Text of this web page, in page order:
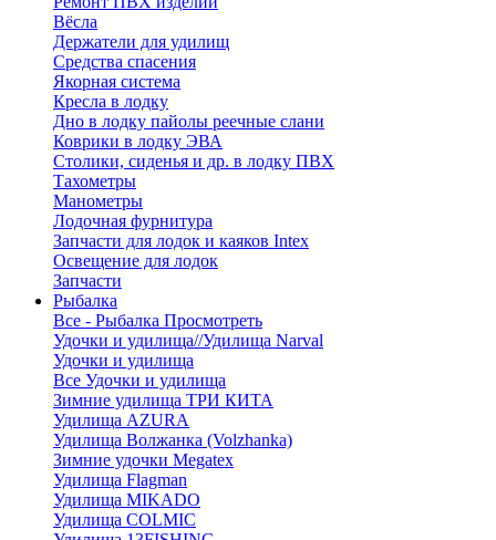
Вёсла
Держатели для удилищ
Средства спасения
Якорная система
Кресла в лодку
Дно в лодку пайолы реечные слани
Коврики в лодку ЭВА
Столики, сиденья и др. в лодку ПВХ
Тахометры
Манометры
Лодочная фурнитура
Запчасти для лодок и каяков Intex
Освещение для лодок
Запчасти
Рыбалка
Все - Рыбалка Просмотреть
Удочки и удилища//Удилища Narval
Удочки и удилища
Все Удочки и удилища
Зимние удилища ТРИ КИТА
Удилища AZURA
Удилища Волжанка (Volzhanka)
Зимние удочки Megatex
Удилища Flagman
Удилища MIKADO
Удилища COLMIC